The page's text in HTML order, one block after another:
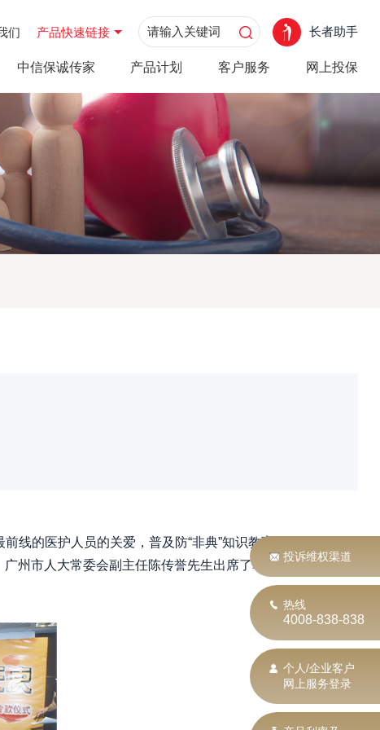
们 产品快速链接 长者助手
中信保诚传家 产品计划 客户服务 网上投保
线的医护人员的关爱，普及防“非典”知识教育，信
州市人大常委会副主任陈传誉先生出席了本次活
投诉维权渠道
热线
4008-838-838
个人/企业客户
网上服务登录